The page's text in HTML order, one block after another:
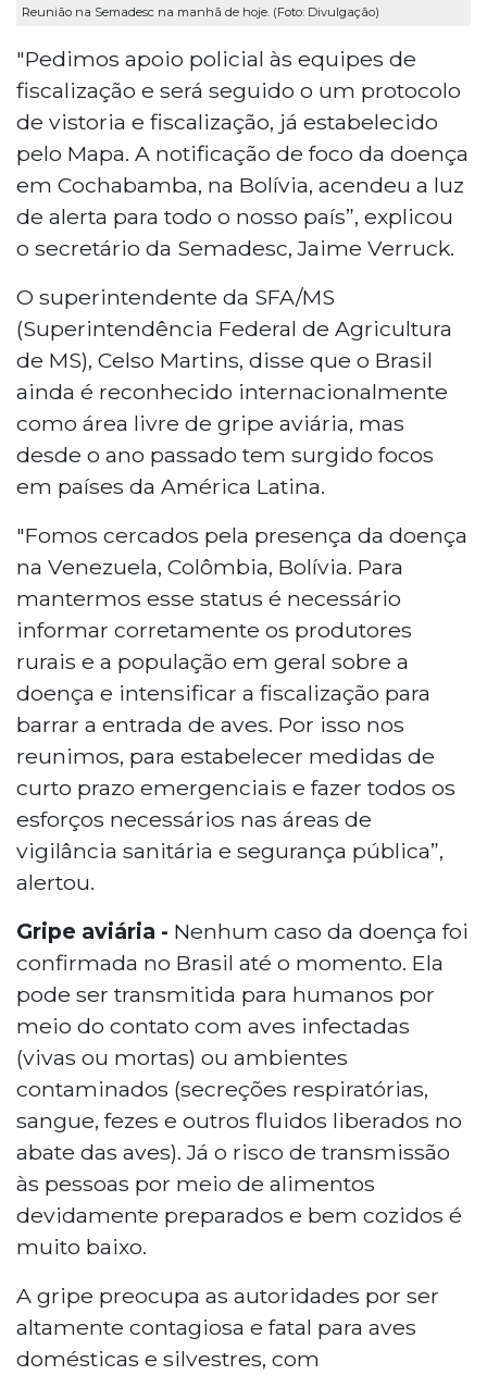
Reunião na Semadesc na manhã de hoje. (Foto: Divulgação)
"Pedimos apoio policial às equipes de
fiscalização e será seguido o um protocolo
de vistoria e fiscalização, já estabelecido
pelo Mapa. A notificação de foco da doença
em Cochabamba, na Bolívia, acendeu a luz
de alerta para todo o nosso país”, explicou
o secretário da Semadesc, Jaime Verruck.
O superintendente da SFA/MS
(Superintendência Federal de Agricultura
de MS), Celso Martins, disse que o Brasil
ainda é reconhecido internacionalmente
como área livre de gripe aviária, mas
desde o ano passado tem surgido focos
em países da América Latina.
"Fomos cercados pela presença da doença
na Venezuela, Colômbia, Bolívia. Para
mantermos esse status é necessário
informar corretamente os produtores
rurais e a população em geral sobre a
doença e intensificar a fiscalização para
barrar a entrada de aves. Por isso nos
reunimos, para estabelecer medidas de
curto prazo emergenciais e fazer todos os
esforços necessários nas áreas de
vigilância sanitária e segurança pública”,
alertou.
Gripe aviária - Nenhum caso da doença foi
confirmada no Brasil até o momento. Ela
pode ser transmitida para humanos por
meio do contato com aves infectadas
(vivas ou mortas) ou ambientes
contaminados (secreções respiratórias,
sangue, fezes e outros fluidos liberados no
abate das aves). Já o risco de transmissão
às pessoas por meio de alimentos
devidamente preparados e bem cozidos é
muito baixo.
A gripe preocupa as autoridades por ser
altamente contagiosa e fatal para aves
domésticas e silvestres, com